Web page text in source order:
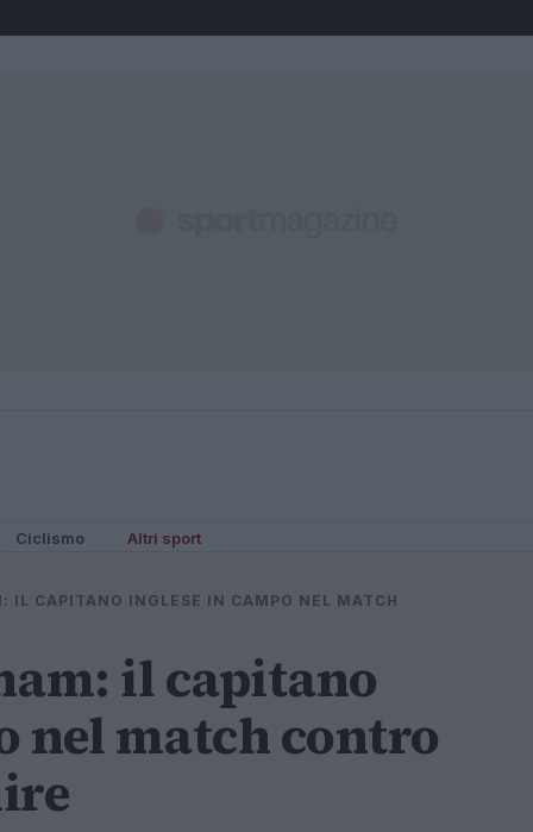
Ciclismo Altri sport
IL CAPITANO INGLESE IN CAMPO NEL MATCH
il capitano
nel match contro